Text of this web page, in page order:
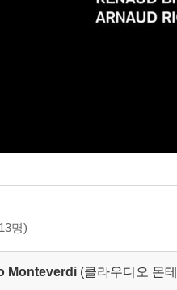
명)
Monteverdi (클라우디오 몬